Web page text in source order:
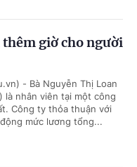
giờ cho người
- Bà Nguyễn Thị Loan
là nhân viên tại một công
Công ty thỏa thuận với
mức lương tổng...